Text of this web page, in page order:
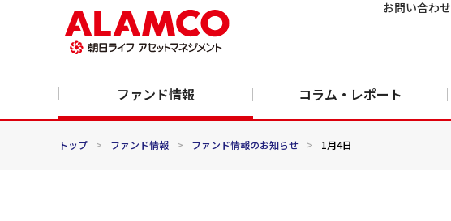
お問い合わせ
ファンド情報 コラム・レポート
トップ > ファンド情報 > ファンド情報のお知らせ > 1月4日